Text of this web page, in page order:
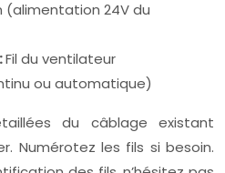
(alimentation 24V du
Fil du ventilateur
ou automatique)
du câblage existant
Numérotez les fils si besoin.